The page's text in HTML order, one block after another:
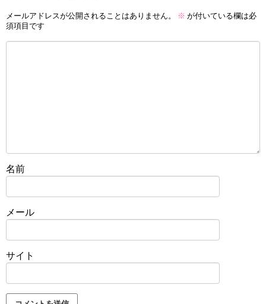
メールアドレスが公開されることはありません。 ※ が付いている欄は必
須項目です
名前
メール
サイト